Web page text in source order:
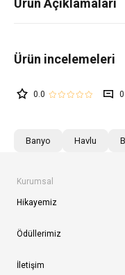
Ürün Açıklamaları
0.0 0
Banyo Havlu
Kurumsal
Hikayemiz
Ödüllerimiz
İletişim